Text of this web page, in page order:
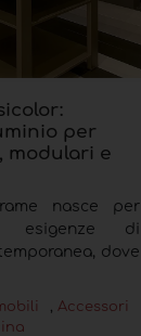
per
modulari e
nasce per
esigenze di
dove
, Accessori